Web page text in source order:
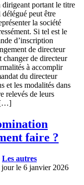
portant le titre
peut être
la société
Si tel est le
d’inscription
de directeur
changer de directeur
à accomplir
du directeur
et les modalités dans
relevés de leurs
[…]
faire ?
Les autres
le 6 janvier 2026